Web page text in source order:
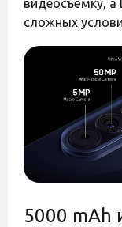
экран Samsung
Матовая
Дополнительно
Штрихкод
видеосъёмку, а
сложных
5000 mAh